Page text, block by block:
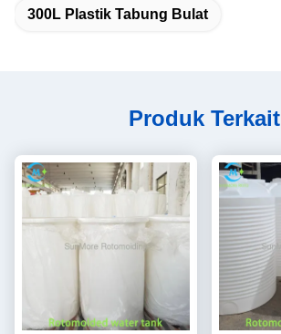
300L Plastik Tabung Bulat
Produk Terkait